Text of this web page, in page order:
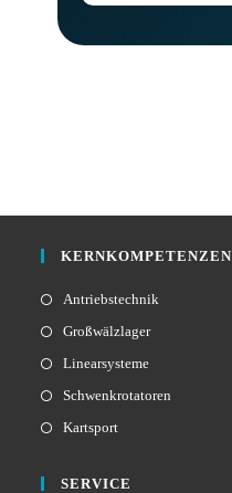
KERNKOMPETENZEN
Antriebstechnik
Großwälzlager
Linearsysteme
Schwenkrotatoren
Kartsport
SERVICE